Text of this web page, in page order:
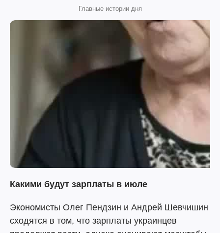
Главные истории дня
Какими будут зарплаты в июле
Экономисты Олег Пендзин и Андрей Шевчишин
сходятся в том, что зарплаты украинцев